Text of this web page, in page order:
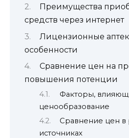
Преимущества
средств через интернет
Лицензионные
особенности
Сравнение цен на
повышения потенции
Факторы,
ценообразование
Сравнение цен в
источниках